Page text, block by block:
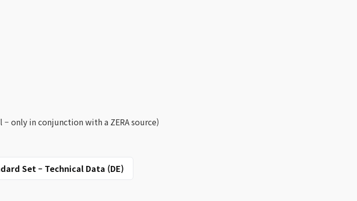
only in conjunction with a ZERA source)
Set – Technical Data (DE)